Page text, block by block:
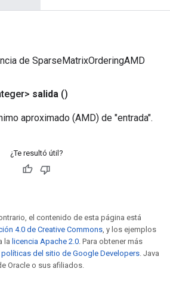
de SparseMatrixOrderingAMD
salida ()
aproximado (AMD) de "entrada".
¿Te resultó útil?
el contenido de esta página está
4.0 de Creative Commons , y los ejemplos
la licencia Apache 2.0 . Para obtener más
políticas del sitio de Google Developers . Java
Oracle o sus afiliados.